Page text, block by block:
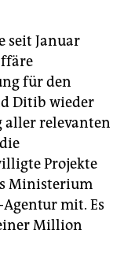
seit Januar
für den
Ditib wieder
aller relevanten
Projekte
Ministerium
Agentur mit. Es
Million